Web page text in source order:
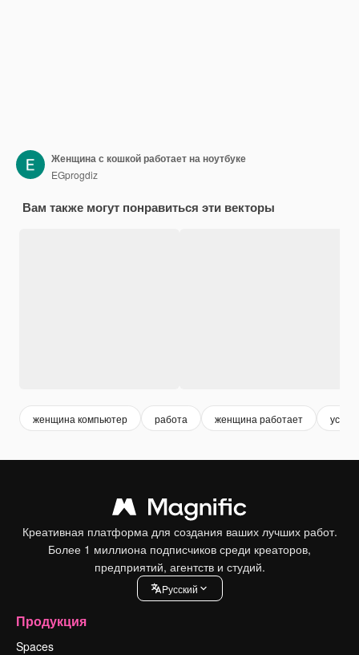
Женщина с кошкой работает на ноутбуке
EGprogdiz
Вам также могут понравиться эти векторы
женщина компьютер работа женщина работает
Креативная платформа для создания ваших лучших работ.
Более 1 миллиона подписчиков среди креаторов,
предприятий, агентств и студий.
Pусский
Продукция
Spaces